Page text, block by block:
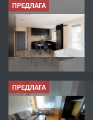
ПРЕДЛАГА
ПРЕДЛАГА